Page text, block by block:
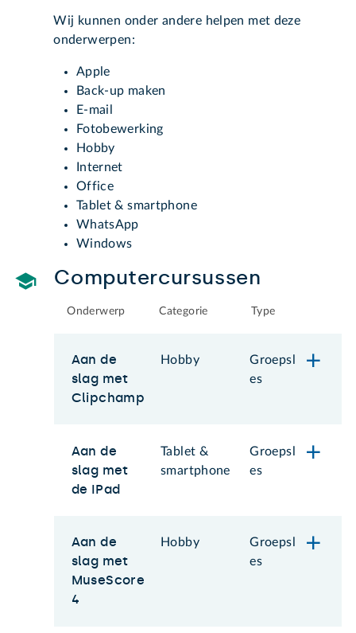
Wij kunnen onder andere helpen met deze
onderwerpen:
Apple
Back-up maken
E-mail
Fotobewerking
Hobby
Internet
Office
Tablet & smartphone
WhatsApp
Windows
Computercursussen
Onderwerp Categorie Type
Aan de
slag met
Clipchamp
Hobby
Groepsl
es
Aan de
slag met
de IPad
Tablet &
smartphone
Groepsl
es
Aan de
slag met
MuseScore
4
Hobby
Groepsl
es